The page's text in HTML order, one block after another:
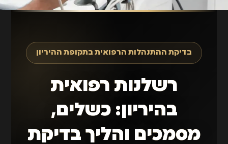
בדיקת ההתנהלות הרפואית בתקופת ההיריון
רשלנות רפואית
בהיריון: כשלים,
מסמכים והליך בדיקת